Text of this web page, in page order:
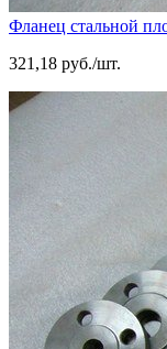
Фланец стальной
321,18 руб./шт.